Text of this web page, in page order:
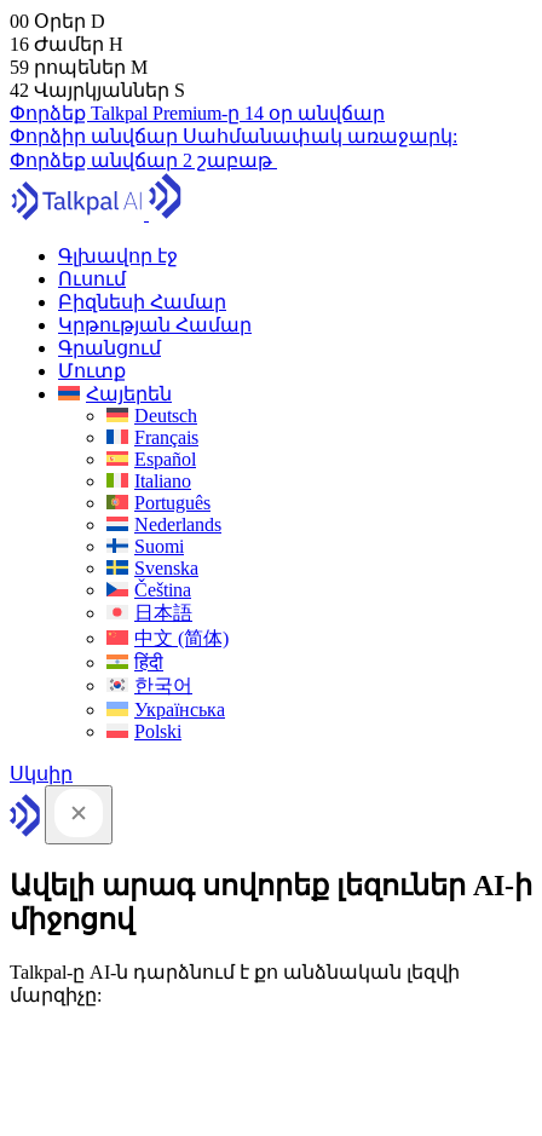
00 Օրեր D
16 Ժամեր H
59 րոպեներ M
41 Վայրկյաններ S
Փորձեք Talkpal Premium-ը 14 օր անվճար
Փորձիր անվճար Սահմանափակ առաջարկ:
Փորձեք անվճար 2 շաբաթ
Գլխավոր էջ
Ուսում
Բիզնեսի Համար
Կրթության Համար
Գրանցում
Մուտք
Հայերեն
Deutsch
Français
Español
Italiano
Português
Nederlands
Suomi
Svenska
Čeština
日本語
中文 (简体)
हिंदी
한국어
Українська
Polski
Սկսիր
Ավելի արագ սովորեք լեզուներ AI-ի
միջոցով
Talkpal-ը AI-ն դարձնում է քո անձնական լեզվի
մարզիչը: